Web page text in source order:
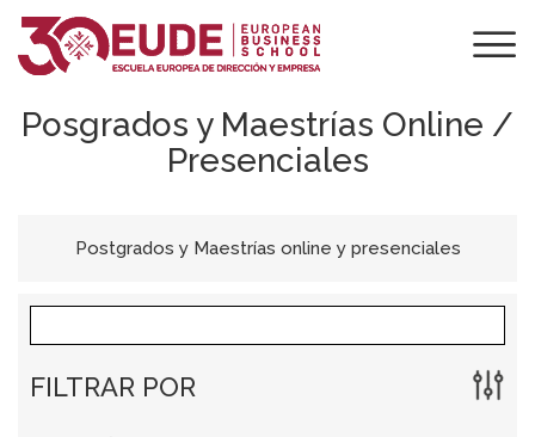
Posgrados y Maestrías Online /
Presenciales
Postgrados y Maestrías online y presenciales
FILTRAR POR